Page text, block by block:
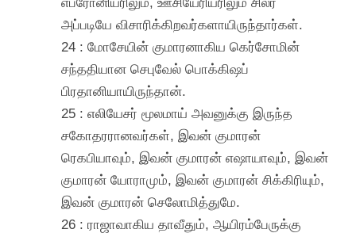
அப்படியே விசாரிக்கிறவர்களாயிருந்தார்கள்.
24 : மோசேயின் குமாரனாகிய கெர்சோமின்
சந்ததியான செபுவேல் பொக்கிஷப்
பிரதானியாயிருந்தான்.
25 : எலியேசர் மூலமாய் அவனுக்கு இருந்த
சகோதரரானவர்கள், இவன் குமாரன்
ரெகபியாவும், இவன் குமாரன் எஷாயாவும், இவன்
குமாரன் யோராமும், இவன் குமாரன் சிக்கிரியும்,
இவன் குமாரன் செலோமித்துமே.
26 : ராஜாவாகிய தாவீதும், ஆயிரம்பேருக்கு